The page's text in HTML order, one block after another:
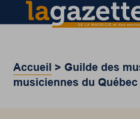
Accueil > Guilde des
musiciennes du Québec